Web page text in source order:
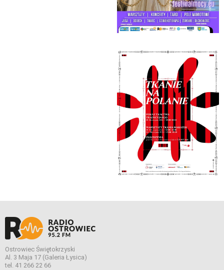
Ostrowiec Świętokrzyski
Al. 3 Maja 17 (Galeria Łysica)
tel. 41 266 22 66